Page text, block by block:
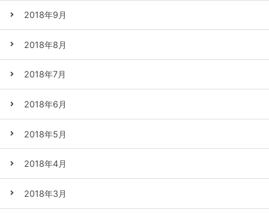
2018年9月
2018年8月
2018年7月
2018年6月
2018年5月
2018年4月
2018年3月